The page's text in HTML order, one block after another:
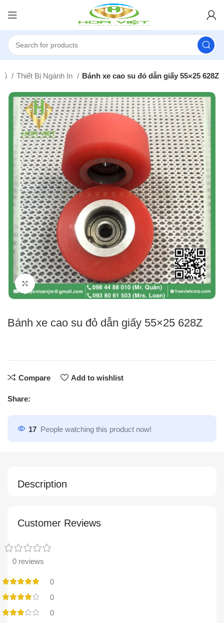
Thiết Bị Ngành In Bánh xe cao su đỏ dẫn giấy 55×25 628Z
Click to enlarge
Bánh xe cao su đỏ dẫn giấy 55×25 628Z
Compare Add to wishlist
Share:
17 People watching this product now!
Description
Customer Reviews
0 reviews
0
0
0